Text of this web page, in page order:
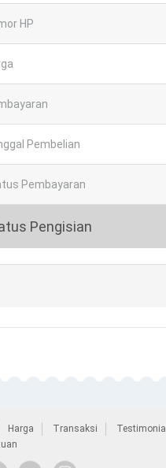
HP
Pembelian
Pembayaran
Pengisian
Harga Transaksi Testimonial